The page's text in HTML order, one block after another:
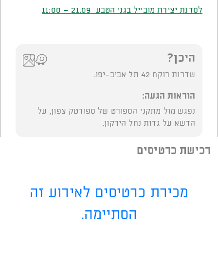
לסדנת יצירת מובייל בגני הטבע 21.09 – 11:00
היכן?
שדרות רוקח 42 תל אביב-יפו.
הוראות הגעה:
נפגש מול מתקני הספורט של ספורטק צפון, על
הדשא על גדות נחל הירקון.
רכישת כרטיסים
מכירת כרטיסים לאירוע זה
הסתיימה.